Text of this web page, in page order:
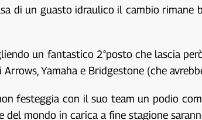
di un guasto idraulico il cambio rimane
un fantastico 2°posto che lascia
Yamaha e Bridgestone (che
festeggia con il suo team un podio
del mondo in carica a fine stagione